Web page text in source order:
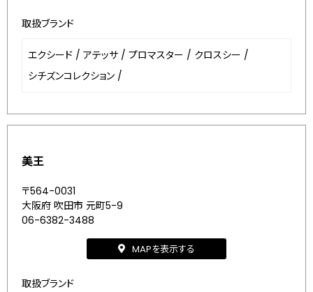
取扱ブランド
エクシード / アテッサ / プロマスター / クロスシー /
シチズンコレクション /
美王
〒564-0031
大阪府 吹田市 元町5-9
06-6382-3488
MAPを表示する
取扱ブランド